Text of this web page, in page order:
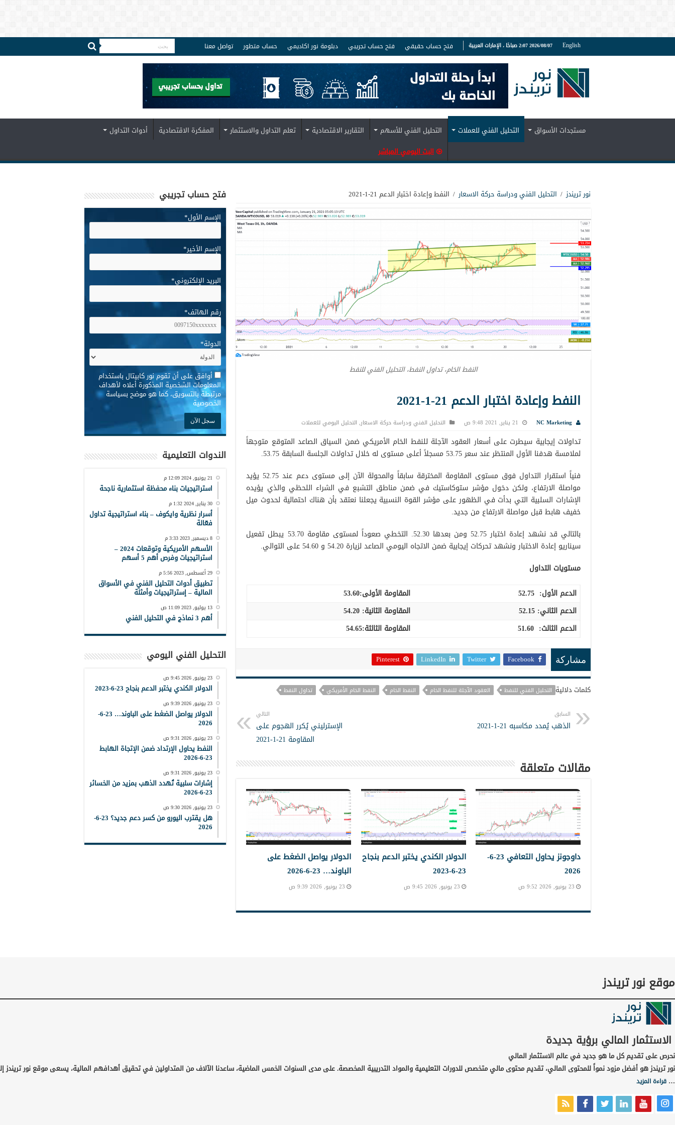
English 2026/08/07 2:07 صباحًا ، الإمارات العربية فتح حساب حقيقي فتح حساب تجريبي دبلومة نور اكاديمي حساب متطور تواصل معنا
مستجدات الأسواق التحليل الفني للعملات التحليل الفني للأسهم التقارير الاقتصادية تعلم التداول والاستثمار المفكرة الاقتصادية
أدوات التداول
البث اليومي المباشر
نور تريندز / التحليل الفني ودراسة حركة الاسعار / النفط وإعادة اختبار الدعم 21-1-2021
النفط الخام، تداول النفط، التحليل الفني للنفط
النفط وإعادة اختبار الدعم 21-1-2021
NC Marketing 21 يناير, 2021 9:48 ص التحليل الفني ودراسة حركة الاسعار, التحليل اليومي للعملات
تداولات إيجابية سيطرت على أسعار العقود الآجلة للنفط الخام الأمريكي ضمن السياق الصاعد المتوقع متوجهاً
لملامسة هدفنا الأول المنتظر عند سعر 53.75 مسجلاً أعلى مستوى له خلال تداولات الجلسة السابقة 53.75.
فنياً استقرار التداول فوق مستوى المقاومة المخترقة سابقاً والمحولة الآن إلى مستوى دعم عند 52.75 يؤيد
مواصلة الارتفاع، ولكن دخول مؤشر ستوكاستيك في ضمن مناطق التشبع في الشراء اللحظي والذي يؤيده
الإشارات السلبية التي بدأت في الظهور على مؤشر القوة النسبية يجعلنا نعتقد بأن هناك احتمالية لحدوث ميل
خفيف هابط قبل مواصلة الارتفاع من جديد.
بالتالي قد نشهد إعادة اختبار 52.75 ومن بعدها 52.30. التخطي صعوداً لمستوى مقاومة 53.70 يبطل تفعيل
سيناريو إعادة الاختبار ونشهد تحركات إيجابية ضمن الاتجاه اليومي الصاعد لزيارة 54.20 و 54.60 على التوالي.
مستويات التداول
الدعم الأول: 52.75 المقاومة الأولى:53.60
الدعم الثاني: 52.15 المقاومة الثانية: 54.20
الدعم الثالث: المقاومة الثالثة:54.65
مشاركة Facebook
Twitter
LinkedIn
Pinterest
كلمات دلالية التحليل الفني للنفط العقود الآجلة للنفط الخام النفط الخام النفط الخام الأمريكي تداول النفط
السابق
الذهب يُمدد مكاسبه 21-1-2021
التالي
الإسترليني يُكرر الهجوم على
المقاومة 21-1-2021
مقالات متعلقة
داوجونز يحاول التعافي 23-6-
2026
23 يونيو, 2026 9:52 ص
الدولار الكندي يختبر الدعم بنجاح
23-6-2023
23 يونيو, 2026 9:45 ص
الدولار يواصل الضغط على
الباوند… 23-6-2026
23 يونيو, 2026 9:39 ص
فتح حساب تجريبي
الإسم الأول*
الإسم الأخير*
البريد الإلكتروني*
رقم الهاتف*
الدولة*
* أوافق على أن تقوم نور كابيتال باستخدام
المعلومات الشخصية المذكورة أعلاه لأهداف
مرتبطة بالتسويق، كما هو موضح بسياسة
الخصوصية
الندوات التعليمية
21 يونيو, 2024 12:09 م
استراتيجيات بناء محفظة استثمارية ناجحة
30 يناير, 2024 1:32 م
أسرار نظرية وايكوف – بناء استراتيجية تداول
فعّالة
8 ديسمبر, 2023 3:33 م
الأسهم الأمريكية وتوقعات 2024 –
استراتيجيات وفرص أهم 5 أسهم
29 أغسطس, 2023 5:56 م
تطبيق أدوات التحليل الفني في الأسواق
المالية – إستراتيجيات وأمثلة
13 يوليو, 2023 11:09 ص
أهم 3 نماذج في التحليل الفني
التحليل الفني اليومي
23 يونيو, 2026 9:45 ص
الدولار الكندي يختبر الدعم بنجاح 23-6-2023
23 يونيو, 2026 9:39 ص
الدولار يواصل الضغط على الباوند… 23-6-
2026
23 يونيو, 2026 9:31 ص
النفط يحاول الإرتداد ضمن الإتجاة الهابط
23-6-2026
23 يونيو, 2026 9:31 ص
إشارات سلبية تُهدد الذهب بمزيد من الخسائر
23-6-2026
23 يونيو, 2026 9:30 ص
هل يقترب اليورو من كسر دعم جديد؟ 23-6-
2026
موقع نور تريندز
الاستثمار المالي برؤية جديدة
نحرص على تقديم كل ما هو جديد في عالم الاستثمار المالي
نور تريندز هو أفضل مزود نمواً للمحتوى المالي، تقديم محتوى مالي متخصص للدورات التعليمية والمواد التدريبية المخصصة. على مدى السنوات الخمس الماضية، ساعدنا الآلاف من المتداولين في تحقيق أهدافهم المالية، يسعى موقع نور تريندز
… قراءة المزيد